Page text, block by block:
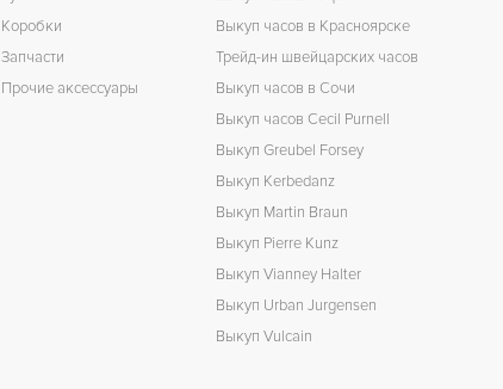
Коробки
Запчасти
Прочие аксессуары
Выкуп часов в Красноярске
Трейд-ин швейцарских часов
Выкуп часов в Сочи
Выкуп часов Cecil Purnell
Выкуп Greubel Forsey
Выкуп Kerbedanz
Выкуп Martin Braun
Выкуп Pierre Kunz
Выкуп Vianney Halter
Выкуп Urban Jurgensen
Выкуп Vulcain